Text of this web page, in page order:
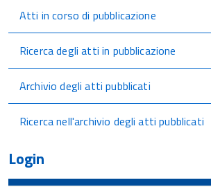
Atti in corso di pubblicazione
Ricerca degli atti in pubblicazione
Archivio degli atti pubblicati
Ricerca nell'archivio degli atti pubblicati
Login